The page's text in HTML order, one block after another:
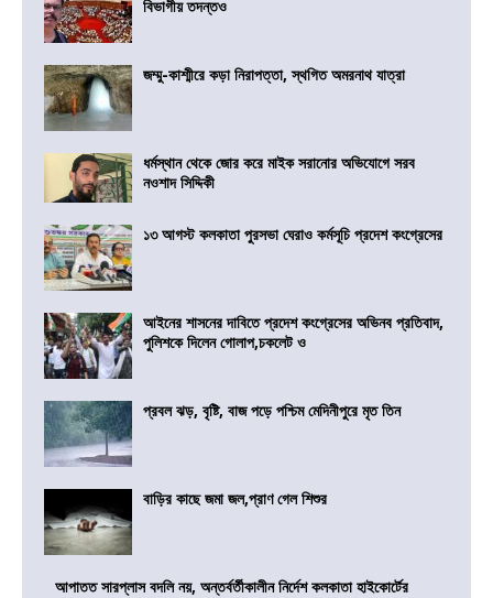
বিভাগীয় তদন্তও
জম্মু-কাশ্মীরে কড়া নিরাপত্তা, স্থগিত অমরনাথ যাত্রা
ধর্মস্থান থেকে জোর করে মাইক সরানোর অভিযোগে সরব
নওশাদ সিদ্দিকী
১৩ আগস্ট কলকাতা পুরসভা ঘেরাও কর্মসূচি প্রদেশ কংগ্রেসের
আইনের শাসনের দাবিতে প্রদেশ কংগ্রেসের অভিনব প্রতিবাদ,
পুলিশকে দিলেন গোলাপ,চকলেট ও
প্রবল ঝড়, বৃষ্টি, বাজ পড়ে পশ্চিম মেদিনীপুরে মৃত তিন
বাড়ির কাছে জমা জল,প্রাণ গেল শিশুর
আপাতত সারপ্লাস বদলি নয়, অন্তর্বর্তীকালীন নির্দেশ কলকাতা হাইকোর্টের